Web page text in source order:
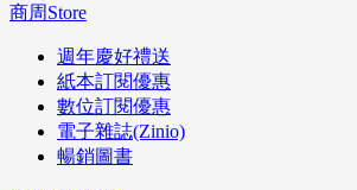
商周Store
週年慶好禮送
紙本訂閱優惠
數位訂閱優惠
電子雜誌(Zinio)
暢銷圖書